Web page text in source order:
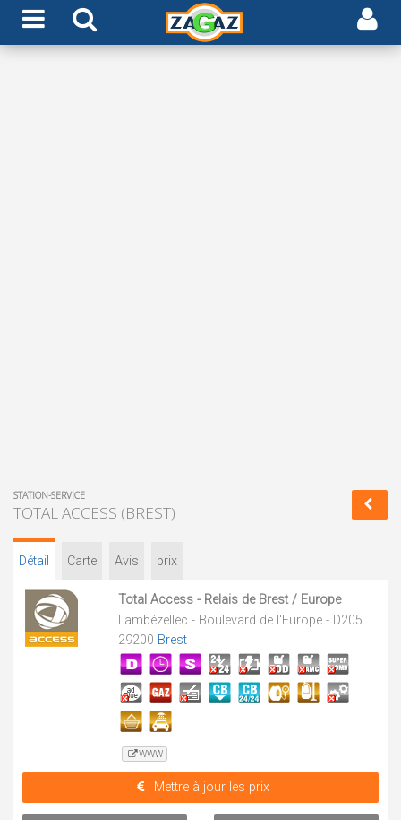
STATION-SERVICE
TOTAL ACCESS (BREST)
Détail Carte Avis prix
Total Access - Relais de Brest / Europe
Lambézellec - Boulevard de l'Europe - D205
29200 Brest
WWW
Mettre à jour les prix